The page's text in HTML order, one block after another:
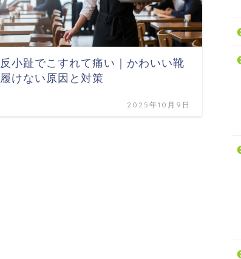
小趾でこすれて痛い｜かわいい靴
けない原因と対策
2025年10月9日